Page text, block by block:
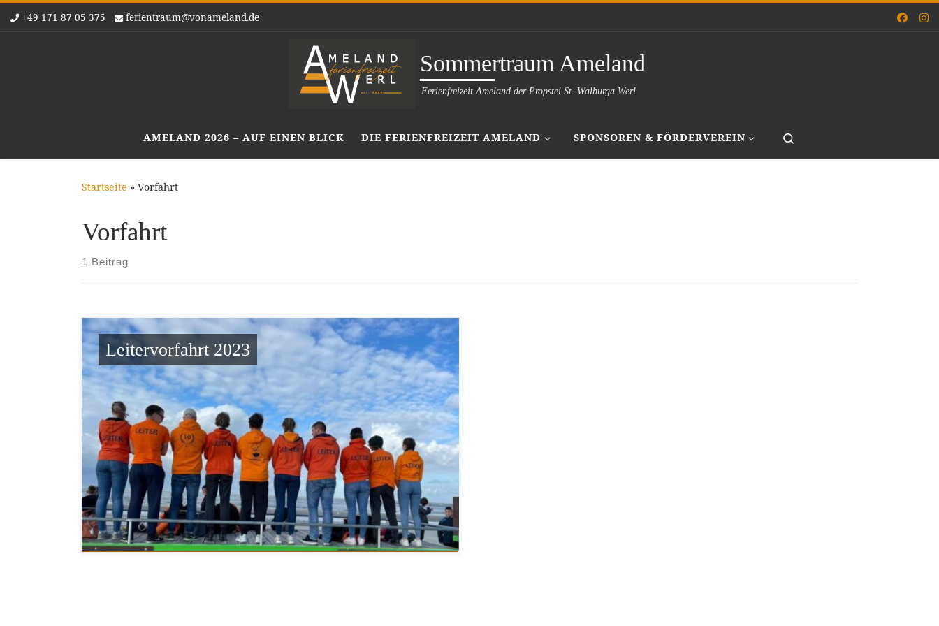
Zum Inhalt springen
+49 171 87 05 375 ferientraum@vonameland.de
Sommertraum Ameland
Ferienfreizeit Ameland der Propstei St. Walburga Werl
AMELAND 2026 – AUF EINEN BLICK DIE FERIENFREIZEIT AMELAND SPONSOREN & FÖRDERVEREIN
Startseite » Vorfahrt
Vorfahrt
1 Beitrag
Leitervorfahrt 2023